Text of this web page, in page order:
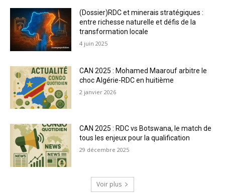
(Dossier)RDC et minerais stratégiques :
entre richesse naturelle et défis de la
transformation locale
4 juin 2025
CAN 2025 : Mohamed Maarouf arbitre le
choc Algérie-RDC en huitième
2 janvier 2026
CAN 2025 : RDC vs Botswana, le match de
tous les enjeux pour la qualification
29 décembre 2025
Voir plus